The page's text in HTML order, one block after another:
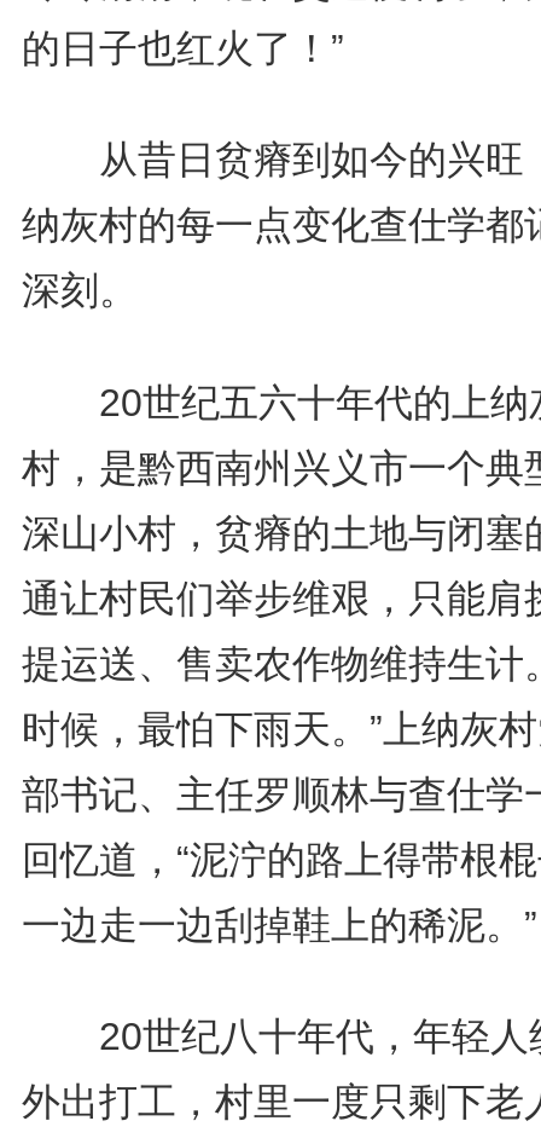
的日子也红火了！”
从昔日贫瘠到如今的兴旺
纳灰村的每一点变化查仕学都
深刻。
20世纪五六十年代的上纳
村，是黔西南州兴义市一个典
深山小村，贫瘠的土地与闭塞
通让村民们举步维艰，只能肩
提运送、售卖农作物维持生计
时候，最怕下雨天。”上纳灰
部书记、主任罗顺林与查仕学
回忆道，“泥泞的路上得带根
一边走一边刮掉鞋上的稀泥。”
20世纪八十年代，年轻人
外出打工，村里一度只剩下老